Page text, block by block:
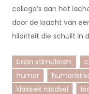
collega’s aan het
door de kracht van
hilariteit die schuilt in
brein stimuleren
humor
klassiek raadsel